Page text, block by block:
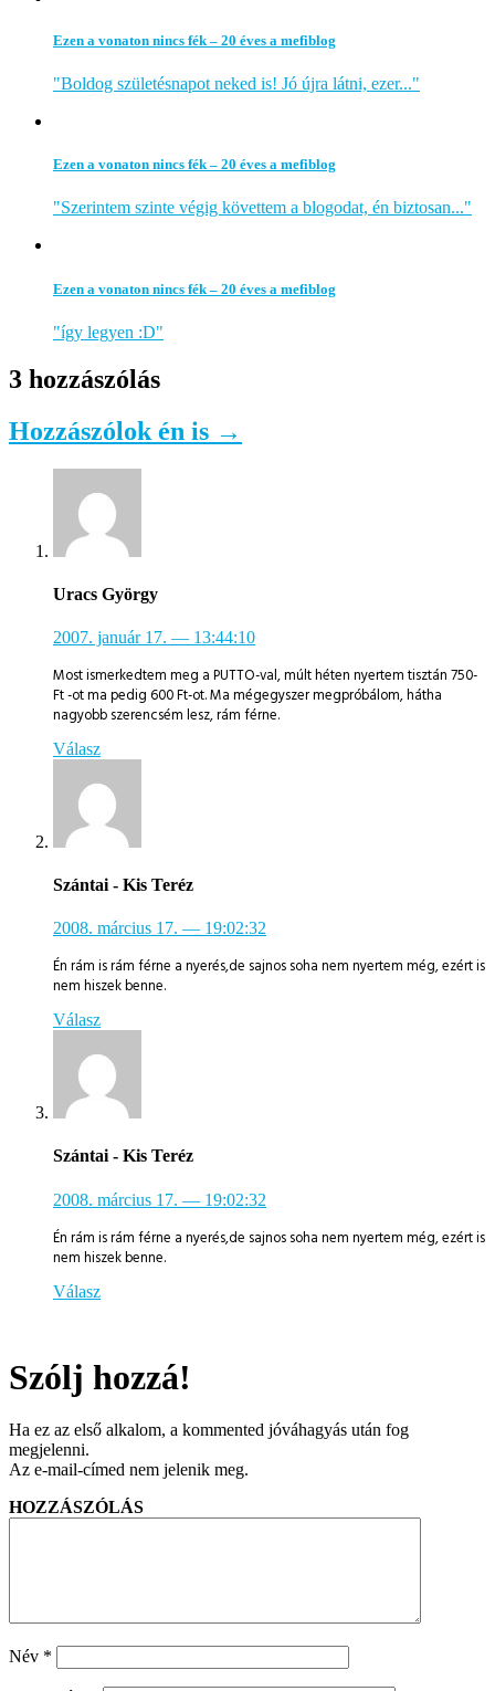
Ezen a vonaton nincs fék – 20 éves a mefiblog
"Boldog születésnapot neked is! Jó újra látni, ezer..."
Ezen a vonaton nincs fék – 20 éves a mefiblog
"Szerintem szinte végig követtem a blogodat, én biztosan..."
Ezen a vonaton nincs fék – 20 éves a mefiblog
"így legyen :D"
3 hozzászólás
Hozzászólok én is →
Uracs György
2007. január 17. — 13:44:10
Most ismerkedtem meg a PUTTO-val, múlt héten nyertem tisztán 750-
Ft -ot ma pedig 600 Ft-ot. Ma mégegyszer megpróbálom, hátha
nagyobb szerencsém lesz, rám férne.
Válasz
Szántai - Kis Teréz
2008. március 17. — 19:02:32
Én rám is rám férne a nyerés,de sajnos soha nem nyertem még, ezért is
nem hiszek benne.
Válasz
Szántai - Kis Teréz
2008. március 17. — 19:02:32
Én rám is rám férne a nyerés,de sajnos soha nem nyertem még, ezért is
nem hiszek benne.
Válasz
Szólj hozzá!
Ha ez az első alkalom, a kommented jóváhagyás után fog
megjelenni.
Az e-mail-címed nem jelenik meg.
HOZZÁSZÓLÁS
Név *